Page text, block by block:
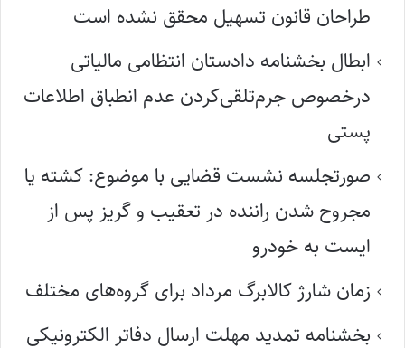
طراحان قانون تسهیل محقق نشده است
ابطال بخشنامه دادستان انتظامی مالیاتی
درخصوص جرم‌تلقی‌کردن عدم انطباق اطلاعات
پستی
صورتجلسه نشست قضایی با موضوع: کشته یا
مجروح شدن راننده در تعقیب و گریز پس از
ایست به خودرو
زمان شارژ کالابرگ مرداد برای گروه‌های مختلف
بخشنامه تمدید مهلت ارسال دفاتر الکترونیکی